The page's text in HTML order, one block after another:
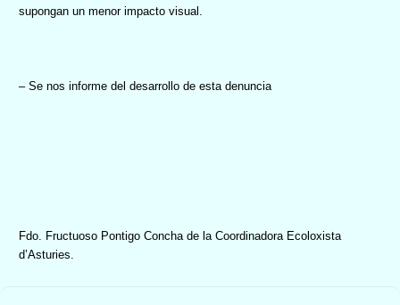
supongan un menor impacto visual.
– Se nos informe del desarrollo de esta denuncia
Fdo. Fructuoso Pontigo Concha de la Coordinadora Ecoloxista
d’Asturies.